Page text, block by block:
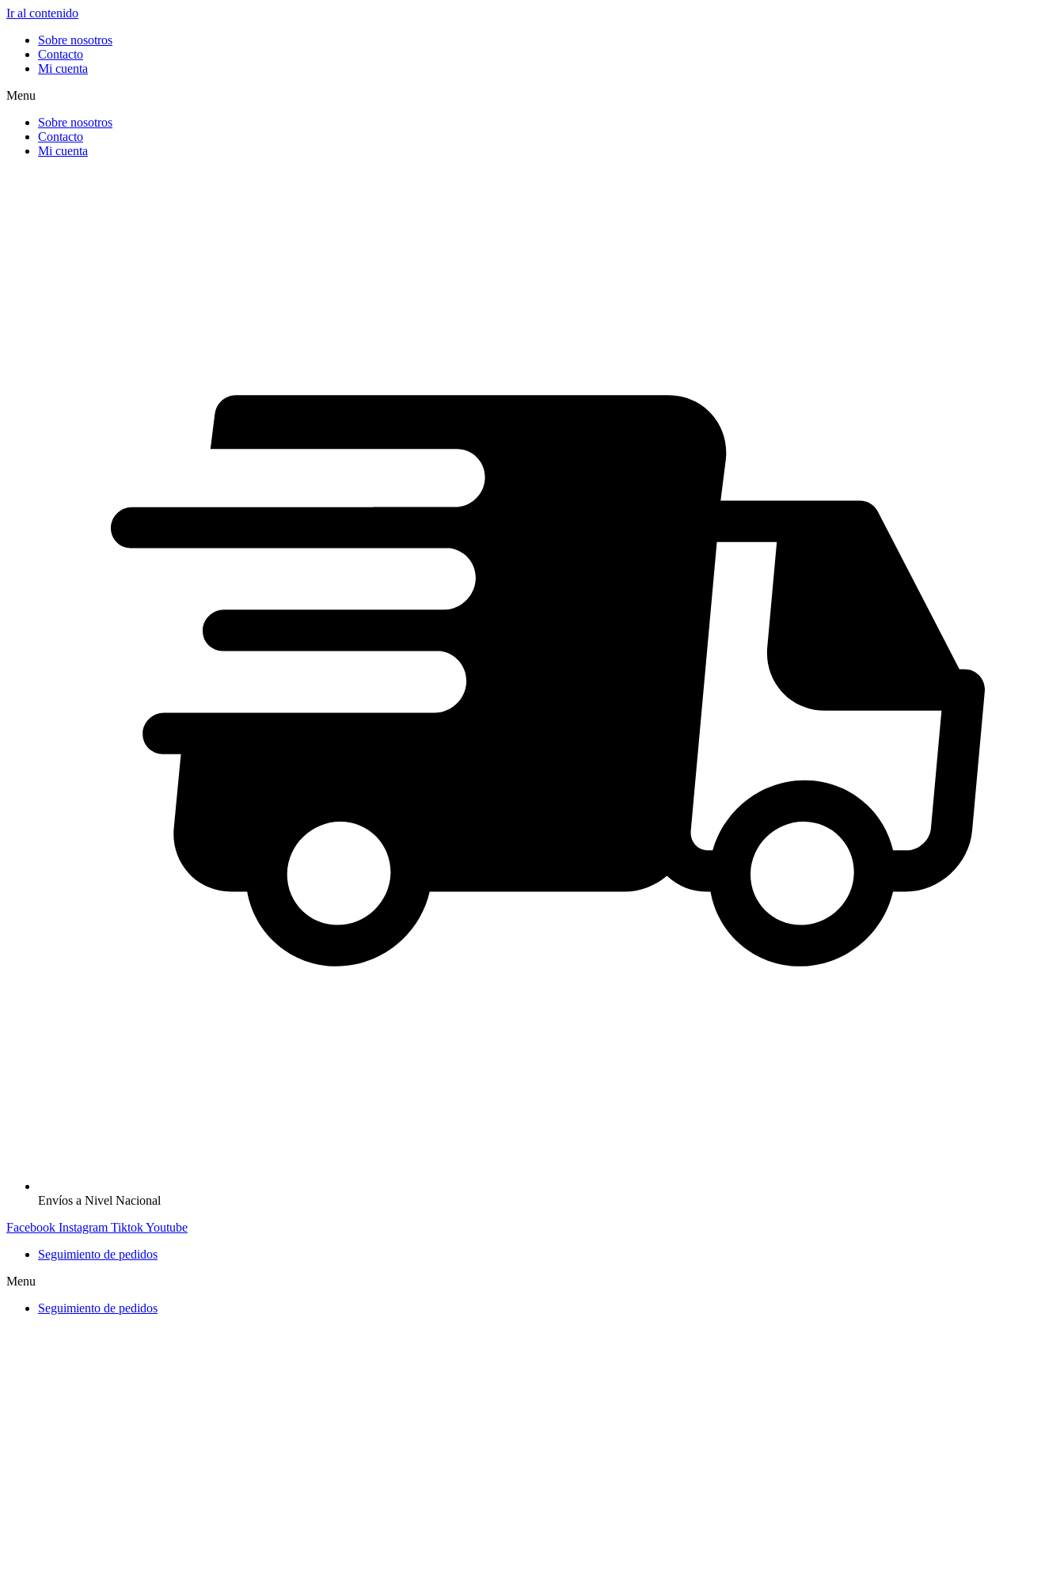
Ir al contenido
Sobre nosotros
Contacto
Mi cuenta
Menu
Sobre nosotros
Contacto
Mi cuenta
Envíos a Nivel Nacional
Facebook Instagram TiktokYoutube
Seguimiento de pedidos
Menu
Seguimiento de pedidos